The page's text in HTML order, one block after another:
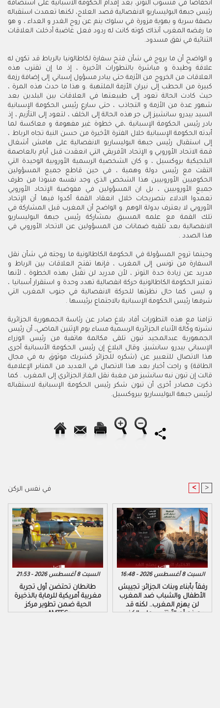
انخفاضا في منسوب التوتر، بعد إقدام الحكومة الاسبانية على استضافة
رئيس جبهة البوليساريو الانفصالية قصد العلاج، لكنها تعمدت استقباله
بصفة سرية و بهوية مزورة في سلوك ينم عن روح الغدر و العداء ، و هو
ما رفضه المغرب آنذاك كوته كانت له ردود فعل غاضبة أدخلت العلاقات
الثنائية في نفق مسدود.
و الواضح أن ما يروج في شأن فتح سفارة لكاطالونيا بالرباط قد تكون له
علاقة وطيدة و مباشرة بالتطورات الأخيرة ، إذ ما إن تقترب هذه
العلاقات من الخروج من الأزمة حتى يبادر مسؤول إسباني إلى إضافة رزمة
كبيرة من الحطب إلى نيران الأزمة الملتهبة .و هذا ما حدث هذه المرة ،
حيث كادت الحالة تعود إلى طبيعتها في العلاقات بين البلدين بعد
شهور عدة من الأزمة و التجاذب ، حتى سارع رئيس الحكومة الإسبانية
السيد بيدرو سانشيز إلى جر هذه الحالة إلى الخلف ، لتعود إلى التأزيم ، إذ
بادر رئيس الحكومة الإسبانية ،في خطوة غير مفهومة و معاكسة لما
أبدته الحكومة الإسبانية خلال الفترة الأخيرة من حسن النية تجاه الرباط ،
إلى استقبال رئيس جبهة البوليساريو الانفصالية على هامش أشغال
قمة الاتحاد الأوروبي و الإتحاد الأفريقي التي انعقدت قبل أيام بالعاصمة
البلجيكية بروكسيل ، و كان الشخصية الرسمية الأوروبية الوحيدة التي
التقت مع رئيس دولة وهمية ، في حين قاطع جميع المسؤولين
الحكوميين الأوروبيين هذا الشخص الذي وجد نفسه منبوذا من طرف
جميع الأوروبيين ، بل ان المسؤولين في مفوضية الإتحاد الأوروبي
تعمدوا الادلاء بتصريحات خلال انعقاد القمة أكدوا فيها أن الإتحاد
الأوروبي لا يعترف بدولة الوهم .و الواضح أن المغرب قبل المشاركة في
تلك القمة مع علمه المسبق بمشاركة رئيس جبهة البوليساريو
الانفصالية بعد تلقيه ضمانات من المسؤولين عن الاتحاد الأوروبي في
هذا الصدد .
وحينما تروج المسؤولة في الحكومة الكاطالونية ما روجته في شأن نقل
السفارة من تونس إلى المغرب ، فإنها تفتح العلاقات بين الرباط و
مدريد عن زيادة حدة التوتر ، لأن مدريد لن تقبل بهذه الخطوة ، لأنها
تعتبر الحكومة الكاطالونية حركة انفصالية تهدد وحدة و استقرار أسبانيا ،
و ليس كما حال نظرتها للحركة الانفصالية في جنوب المغرب التي
شرفها رئيس الحكومة الإسبانية بالاجتماع برئيسها .
تزامنا مع هذه التطورات أفاد بلاغ صادر عن رئاسة الجمهورية الجزائرية
نشرته وكالة الأنباء الجزائرية الرسمية مساء يوم الإثنين الماضي، أن رئيس
الجمهورية عبدالمجيد تبون تلقى مكالمة هاتفية من رئيس الوزراء
الإسباني بيدرو سانشيز، وقال البلاغ إن رئيس الحكومة الأسبانية أجرى
هذا الاتصال للتعبير عن (شكره للجزائر كشريك موثوق به في مجال
الطاقة) و راجت أخبار بعد هذا الاتصال في العديد من المنابر الإعلامية
قالت إن تبون نبه سانشيز من مغبة نقل الغاز الجزائري إلى المغرب . كما
ذكرت مصادر أخرى أن تبون شكر رئيس الحكومة الإسبانية لاستقباله
لرئيس جبهة البوليساريو بيروكسيل.
في نفس الركن < >
السبت 8 أغسطس 2026 - 21:53
طانطان تحتضن أول تجربة
مغربية أمريكية للرماية بالذخيرة
الحية ضمن تطوير مركز
«AMTEC»
السبت 8 أغسطس 2026 - 16:48
رفقاً بأبناء وبنات الجزائر: تجييش
الأطفال والشباب ضد المغرب
لن يهزم المغرب.. لكنه قد
يصنع أجيالاً تتربى على الكذب